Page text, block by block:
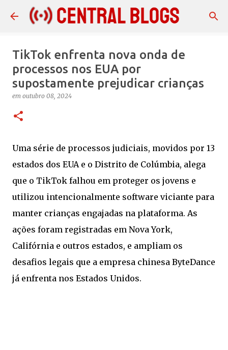
Pular para o conteúdo principal
TikTok enfrenta nova onda de
processos nos EUA por
supostamente prejudicar crianças
em outubro 08, 2024
Uma série de processos judiciais, movidos por 13
estados dos EUA e o Distrito de Colúmbia, alega
que o TikTok falhou em proteger os jovens e
utilizou intencionalmente software viciante para
manter crianças engajadas na plataforma. As
ações foram registradas em Nova York,
Califórnia e outros estados, e ampliam os
desafios legais que a empresa chinesa ByteDance
já enfrenta nos Estados Unidos.